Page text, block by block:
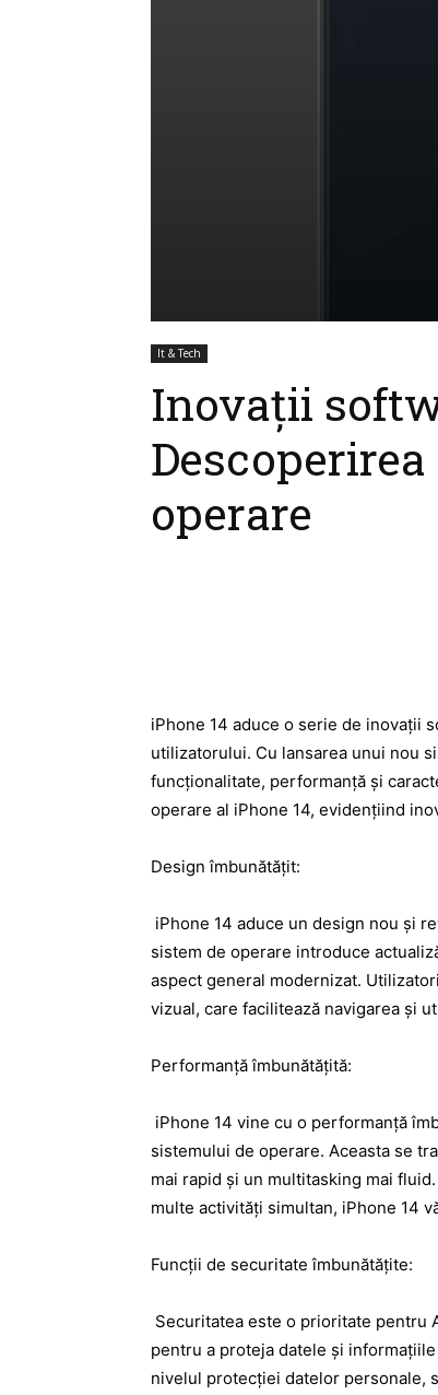
It & Tech
Inovații
operare
iPhone 14 aduce o serie de inovații
utilizatorului. Cu lansarea unui nou
funcționalitate, performanță și
operare al iPhone 14, evidențiind
Design îmbunătățit:
iPhone 14 aduce un design nou și
sistem de operare introduce
aspect general modernizat.
vizual, care facilitează navigarea și
Performanță îmbunătățită:
iPhone 14 vine cu o performanță
sistemului de operare. Aceasta se
mai rapid și un multitasking mai
multe activități simultan, iPhone 14
Funcții de securitate îmbunătățite:
Securitatea este o prioritate pentru
pentru a proteja datele și
nivelul protecției datelor personale,